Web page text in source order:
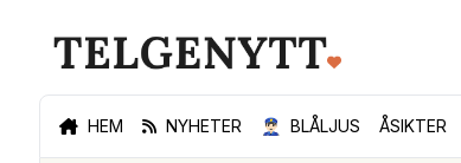
HEM NYHETER 👮🏻‍♂️ BLÅLJUS ÅSIKTER